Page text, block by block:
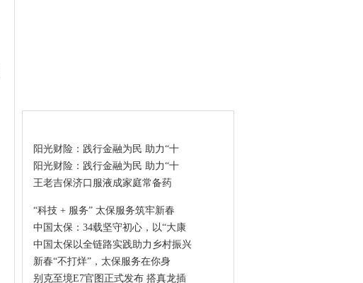
阳光财险：践行金融为民 助力“十
阳光财险：践行金融为民 助力“十
王老吉保济口服液成家庭常备药
“科技 + 服务” 太保服务筑牢新春
中国太保：34载坚守初心，以“大康
中国太保以全链路实践助力乡村振兴
新春“不打烊”，太保服务在你身
别克至境E7官图正式发布 搭真龙插